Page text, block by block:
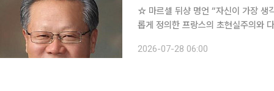
☆ 마르셀 뒤샹 명언 “자신이 가장 생각하지 않는 것들에 대해 가장 많이 생각하라.” 미의 개념을 새
롭게 정의한 프랑스의 초현실주의와
초현실주의뿐 아니라 개념미술에까
2026-07-28 06:00